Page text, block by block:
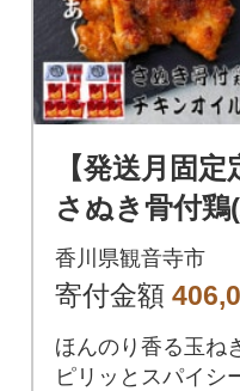
【発送月固定
さぬき骨付鶏
本セット全12
香川県観音寺市
寄付金額
ほんのり香る玉ね
ピリッとスパイシ